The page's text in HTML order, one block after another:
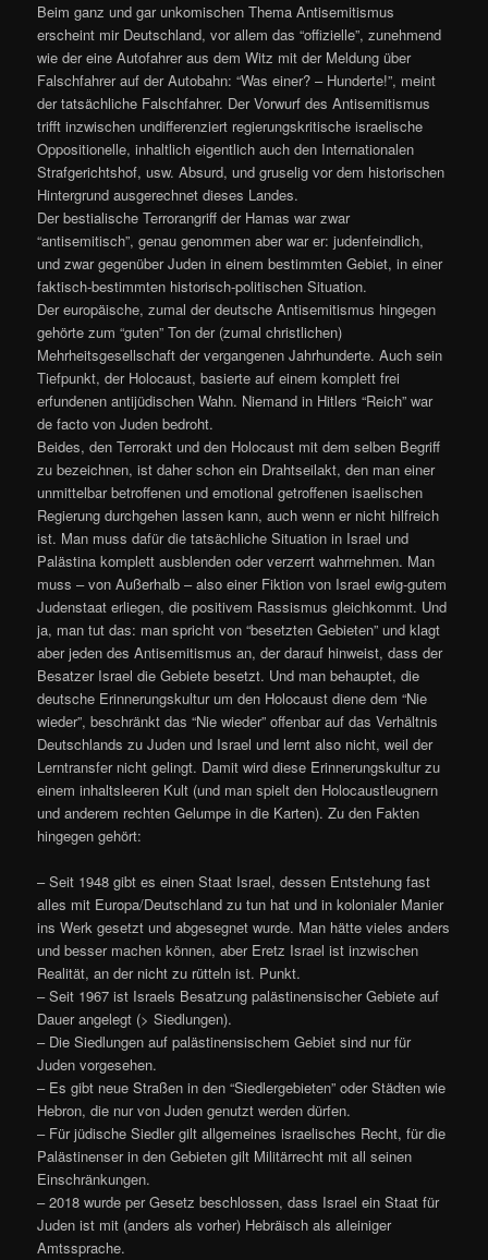
Beim ganz und gar unkomischen Thema Antisemitismus
erscheint mir Deutschland, vor allem das “offizielle”, zunehmend
wie der eine Autofahrer aus dem Witz mit der Meldung über
Falschfahrer auf der Autobahn: “Was einer? – Hunderte!”, meint
der tatsächliche Falschfahrer. Der Vorwurf des Antisemitismus
trifft inzwischen undifferenziert regierungskritische israelische
Oppositionelle, inhaltlich eigentlich auch den Internationalen
Strafgerichtshof, usw. Absurd, und gruselig vor dem historischen
Hintergrund ausgerechnet dieses Landes.
Der bestialische Terrorangriff der Hamas war zwar
“antisemitisch”, genau genommen aber war er: judenfeindlich,
und zwar gegenüber Juden in einem bestimmten Gebiet, in einer
faktisch-bestimmten historisch-politischen Situation.
Der europäische, zumal der deutsche Antisemitismus hingegen
gehörte zum “guten” Ton der (zumal christlichen)
Mehrheitsgesellschaft der vergangenen Jahrhunderte. Auch sein
Tiefpunkt, der Holocaust, basierte auf einem komplett frei
erfundenen antijüdischen Wahn. Niemand in Hitlers “Reich” war
de facto von Juden bedroht.
Beides, den Terrorakt und den Holocaust mit dem selben Begriff
zu bezeichnen, ist daher schon ein Drahtseilakt, den man einer
unmittelbar betroffenen und emotional getroffenen isaelischen
Regierung durchgehen lassen kann, auch wenn er nicht hilfreich
ist. Man muss dafür die tatsächliche Situation in Israel und
Palästina komplett ausblenden oder verzerrt wahrnehmen. Man
muss – von Außerhalb – also einer Fiktion von Israel ewig-gutem
Judenstaat erliegen, die positivem Rassismus gleichkommt. Und
ja, man tut das: man spricht von “besetzten Gebieten” und klagt
aber jeden des Antisemitismus an, der darauf hinweist, dass der
Besatzer Israel die Gebiete besetzt. Und man behauptet, die
deutsche Erinnerungskultur um den Holocaust diene dem “Nie
wieder”, beschränkt das “Nie wieder” offenbar auf das Verhältnis
Deutschlands zu Juden und Israel und lernt also nicht, weil der
Lerntransfer nicht gelingt. Damit wird diese Erinnerungskultur zu
einem inhaltsleeren Kult (und man spielt den Holocaustleugnern
und anderem rechten Gelumpe in die Karten). Zu den Fakten
hingegen gehört:
– Seit 1948 gibt es einen Staat Israel, dessen Entstehung fast
alles mit Europa/Deutschland zu tun hat und in kolonialer Manier
ins Werk gesetzt und abgesegnet wurde. Man hätte vieles anders
und besser machen können, aber Eretz Israel ist inzwischen
Realität, an der nicht zu rütteln ist. Punkt.
– Seit 1967 ist Israels Besatzung palästinensischer Gebiete auf
Dauer angelegt (> Siedlungen).
– Die Siedlungen auf palästinensischem Gebiet sind nur für
Juden vorgesehen.
– Es gibt neue Straßen in den “Siedlergebieten” oder Städten wie
Hebron, die nur von Juden genutzt werden dürfen.
– Für jüdische Siedler gilt allgemeines israelisches Recht, für die
Palästinenser in den Gebieten gilt Militärrecht mit all seinen
Einschränkungen.
– 2018 wurde per Gesetz beschlossen, dass Israel ein Staat für
Juden ist mit (anders als vorher) Hebräisch als alleiniger
Amtssprache.